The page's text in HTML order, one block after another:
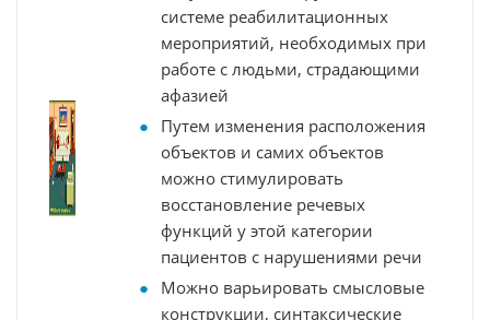
системе реабилитационных
мероприятий, необходимых при
работе с людьми, страдающими
афазией
Путем изменения расположения
объектов и самих объектов
можно стимулировать
восстановление речевых
функций у этой категории
пациентов с нарушениями речи
Можно варьировать смысловые
конструкции, синтаксические